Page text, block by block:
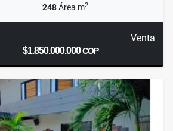
248Área m2
Venta
$1.850.000.000COP